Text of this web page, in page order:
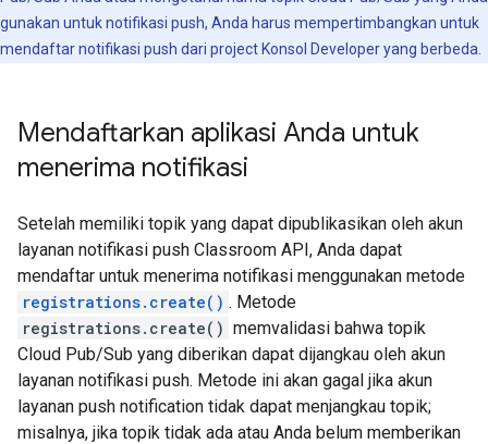
gunakan untuk notifikasi push, Anda harus mempertimbangkan untuk
mendaftar notifikasi push dari project Konsol Developer yang berbeda.
Mendaftarkan aplikasi Anda untuk
menerima notifikasi
Setelah memiliki topik yang dapat dipublikasikan oleh akun
layanan notifikasi push Classroom API, Anda dapat
mendaftar untuk menerima notifikasi menggunakan metode
registrations.create() . Metode
registrations.create() memvalidasi bahwa topik
Cloud Pub/Sub yang diberikan dapat dijangkau oleh akun
layanan notifikasi push. Metode ini akan gagal jika akun
layanan push notification tidak dapat menjangkau topik;
misalnya, jika topik tidak ada atau Anda belum memberikan